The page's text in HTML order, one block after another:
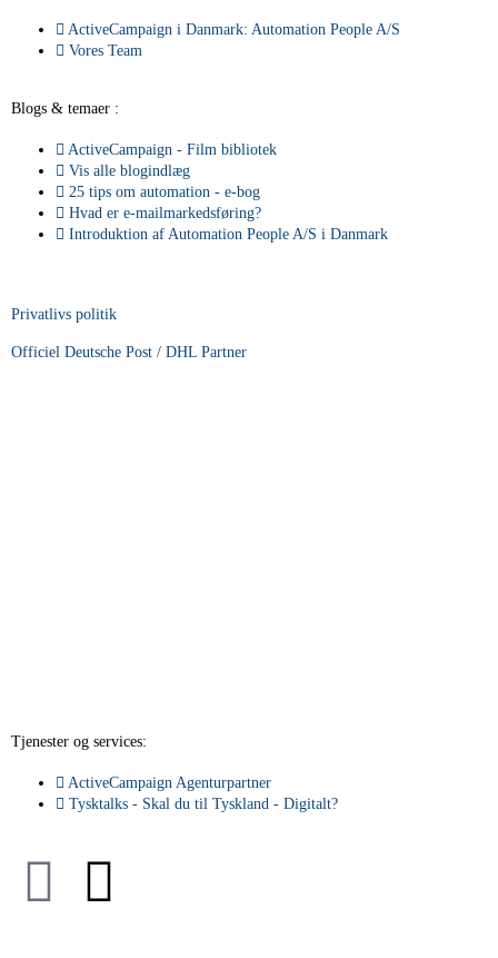
ActiveCampaign i Danmark: Automation People A/S
Vores Team
Blogs & temaer :
ActiveCampaign - Film bibliotek
Vis alle blogindlæg
25 tips om automation - e-bog
Hvad er e-mailmarkedsføring?
Introduktion af Automation People A/S i Danmark
Privatlivs politik
Officiel Deutsche Post / DHL Partner
Tjenester og services:
ActiveCampaign Agenturpartner
Tysktalks - Skal du til Tyskland - Digitalt?